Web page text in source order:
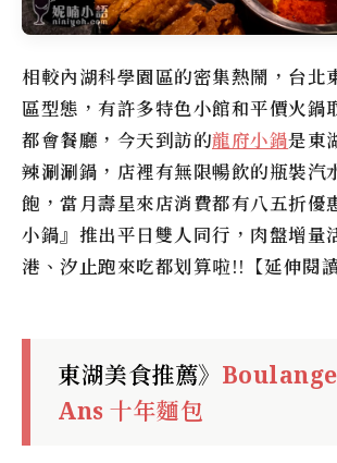
相較內湖科學園區的密集熱鬧，台北
區型態，有許多特色小館和平價火鍋
都會餐廳，今天到訪的龍府小鍋是東
辣涮涮鍋，店裡有無限暢飲的瓶裝汽
飽，當月壽星來店消費都有八五折優
小鍋』推出平日雙人同行，肉盤增量
港、汐止跑來吃都划算啦!!【延伸閱讀
東湖美食推薦》
Ans 十年麵包